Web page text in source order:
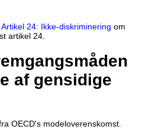
24: Ikke-diskriminering om
artikel 24.
af gensidige
OECD's modeloverenskomst.